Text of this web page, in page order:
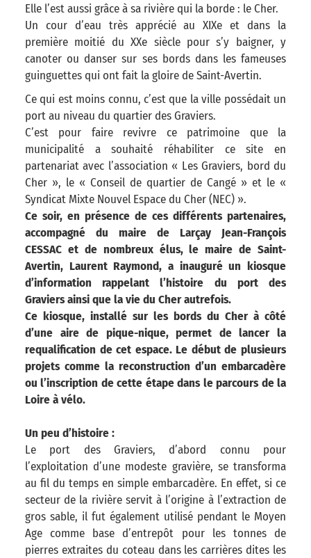
Elle l’est aussi grâce à sa rivière qui la borde : le Cher.
Un cour d’eau très apprécié au XIXe et dans la
première moitié du XXe siècle pour s’y baigner, y
canoter ou danser sur ses bords dans les fameuses
guinguettes qui ont fait la gloire de Saint-Avertin.
Ce qui est moins connu, c’est que la ville possédait un
port au niveau du quartier des Graviers.
C’est pour faire revivre ce patrimoine que la
municipalité a souhaité réhabiliter ce site en
partenariat avec l’association « Les Graviers, bord du
Cher », le « Conseil de quartier de Cangé » et le «
Syndicat Mixte Nouvel Espace du Cher (NEC) ».
Ce soir, en présence de ces différents partenaires,
accompagné du maire de Larçay Jean-François
CESSAC et de nombreux élus, le maire de Saint-
Avertin, Laurent Raymond, a inauguré un kiosque
d’information rappelant l’histoire du port des
Graviers ainsi que la vie du Cher autrefois.
Ce kiosque, installé sur les bords du Cher à côté
d’une aire de pique-nique, permet de lancer la
requalification de cet espace. Le début de plusieurs
projets comme la reconstruction d’un embarcadère
ou l’inscription de cette étape dans le parcours de la
Loire à vélo.
Un peu d’histoire :
Le port des Graviers, d’abord connu pour
l’exploitation d’une modeste gravière, se transforma
au fil du temps en simple embarcadère. En effet, si ce
secteur de la rivière servit à l’origine à l’extraction de
gros sable, il fut également utilisé pendant le Moyen
Age comme base d’entrepôt pour les tonnes de
pierres extraites du coteau dans les carrières dites les